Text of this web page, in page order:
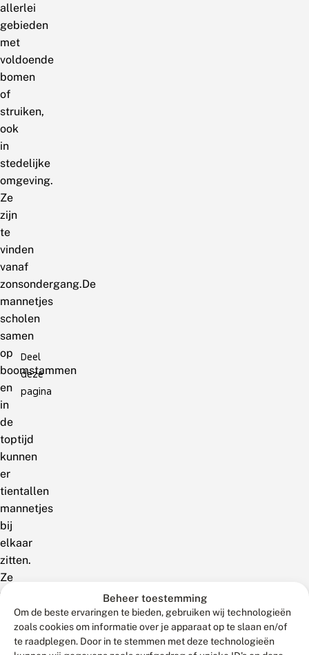
Beheer toestemming
Om de beste ervaringen te bieden, gebruiken wij technologieën
zoals cookies om informatie over je apparaat op te slaan en/of
te raadplegen. Door in te stemmen met deze technologieën
allerlei
gebieden
met
voldoende
bomen
of
struiken,
ook
in
stedelijke
omgeving.
Ze
zijn
te
vinden
vanaf
zonsondergang.De
mannetjes
scholen
samen
op
boomstammen
en
in
de
toptijd
kunnen
er
tientallen
mannetjes
bij
elkaar
zitten.
Ze
zitten
vaak
met
hun
Deel
deze
pagina